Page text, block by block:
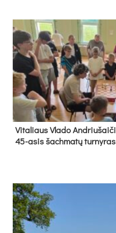
Vi­ta­liaus Vla­do
45-asis šach­ma­tų tur­ny­ras